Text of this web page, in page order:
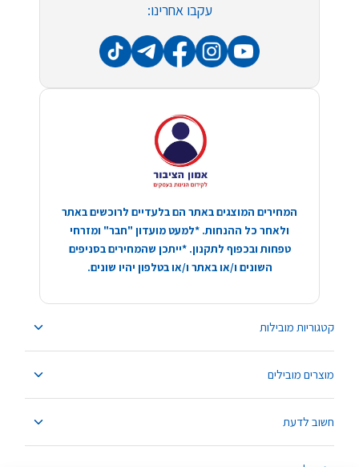
קטגוריות מובילות
מוצרים מובילים
חשוב לדעת
עקבו אחרינו:
המחירים המוצגים באתר הם בלעדיים לרוכשים באתר
ולאחר כל ההנחות. *למעט מועדון "חבר" ומזרחי
טפחות ובכפוף לתקנון. *ייתכן שהמחירים בסניפים
השונים ו/או באתר ו/או בטלפון יהיו שונים.